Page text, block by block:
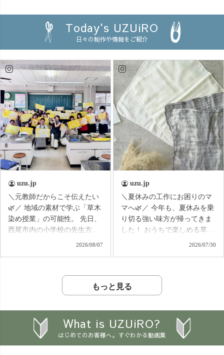
両方ほしい！」 「お出かけ
先に合わせてコーデを選びた
い♪」 そんな夏のお洋服選び
のお悩みに寄り添いなが
ら、 シーンに合わせた着こ
なしをご提案しています。 帰
省には長時間の移動でもラク
に過ごせるコーデ、 水遊び
には動きやすく、気軽に着ら
れるコーデ、 街へのお出か
けには、 涼しさを保ちながら
少しきれいめに楽しめるコー
デなど♪ 同じ夏のお出かけで
も、 行き先や過ごし方によ
って選びたい服はさまざま。
これからのお出かけの予定に
合わせて、 「このコーデで
行こう！」と 思える着こなし
が見つかれば嬉しいです☺️ ア
で、 見逃した方もぜひゆっ
「こんなシーンのコーデも見
でお聞かせください💌
___________________________
ンが当たるガチャガチャをお
届け♪ なんと… 🎁 最大
1,500円OFF 🎁 ハズレなし 🎁
参加した方全員にクーポンが
当たります！ 何が出るか
は、 ガチャを引いてからのお
楽しみ🤭✨ すでにご登録い
ただいている方は、 本日届く
お知らせをぜひチェックして
くださいね📩 お祭りに来
られない方も、 オンラインで
一緒に夏祭り気分を楽しみま
しょう🏮🌿
Today's UZUiRO
日々の制作や情報をご紹介
uzu.jp
＼元教師だからこそ伝えたい
🌿／ 地域の素材で学ぶ「草木
染め授業」の可能性。 先日、
西尾市内の小学校の先生方に
お招きいただき、 玉ねぎの皮
だ染めて楽しむだけではな
「そのまま授業で使えるこ
けの実践講座です。 実際に手
を動かしていただくと、 「わ
ぁ、きれい！」 「こんな色に
2026/08/07
uzu.jp
＼夏休みの工作にお困りのマ
マへ🌿／ 今年も、夏休みを乗
り切る強い味方が帰ってきま
した！ おうちで楽しめる草木
染めキットが、リニューアル
ットでしたが、 今年はなん
と、クルーの声から、ガーゼ
ハンカチ2枚セットが新登場！
り、 親子で違う模様に挑戦し
たり、 2枚あるから楽しみ方
も広がります♪ しかも、以
2026/07/30
もっと見る
What is UZUiRO?
はじめてのお客様へ。すぐわかる動画集